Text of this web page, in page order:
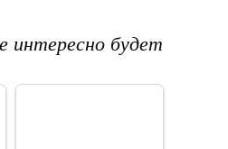
будет